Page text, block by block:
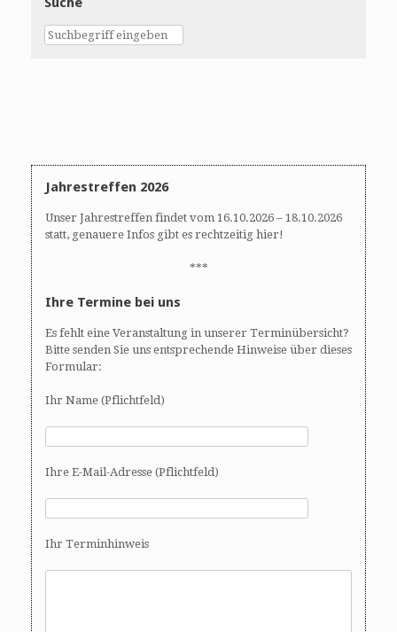
Jahrestreffen 2026
Unser Jahrestreffen findet vom 16.10.2026 – 18.10.2026
statt, genauere Infos gibt es rechtzeitig hier!
***
Ihre Termine bei uns
Es fehlt eine Veranstaltung in unserer Terminübersicht?
Bitte senden Sie uns entsprechende Hinweise über dieses
Formular:
Ihr Name (Pflichtfeld)
Ihre E-Mail-Adresse (Pflichtfeld)
Ihr Terminhinweis